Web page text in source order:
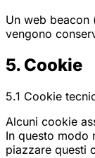
Un web beacon
vengono
5. Cookie
5.1 Cookie
Alcuni cookie
In questo modo
piazzare questi